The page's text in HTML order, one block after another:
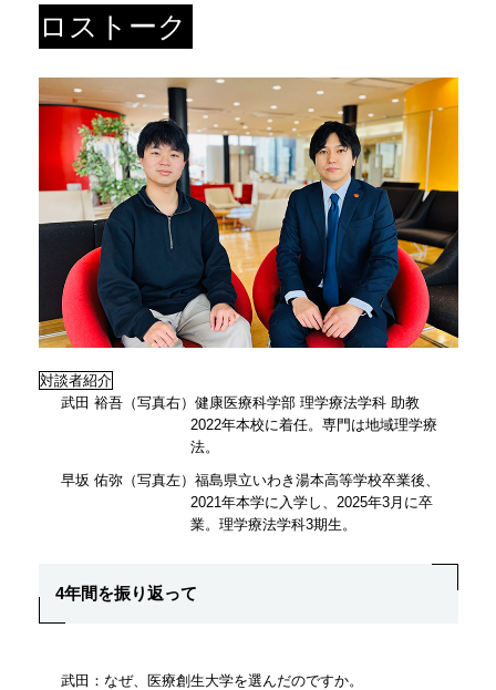
ロストーク
対談者紹介
武田 裕吾（写真右）健康医療科学部 理学療法学科 助教
2022年本校に着任。専門は地域理学療
法。
早坂 佑弥（写真左）福島県立いわき湯本高等学校卒業後、
2021年本学に入学し、2025年3月に卒
業。理学療法学科3期生。
4年間を振り返って
武田：なぜ、医療創生大学を選んだのですか。